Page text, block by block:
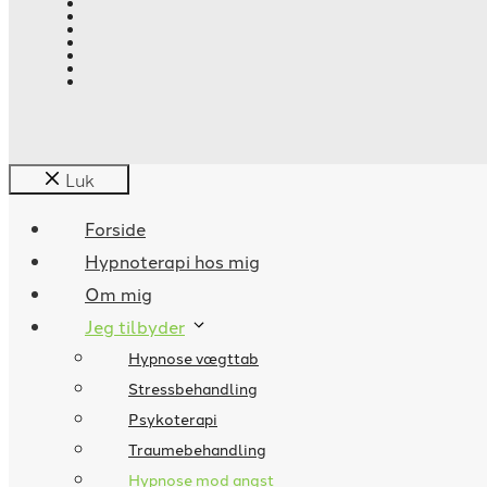
Luk
Forside
Hypnoterapi hos mig
Om mig
Jeg tilbyder
Hypnose vægttab
Stressbehandling
Psykoterapi
Traumebehandling
Hypnose mod angst